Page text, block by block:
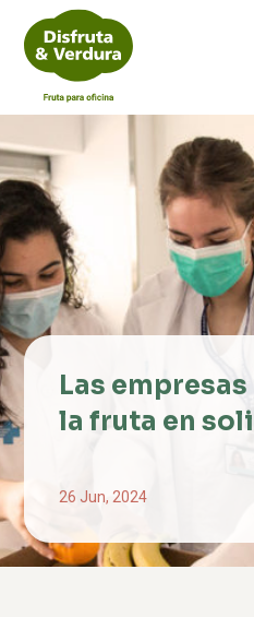
Las
la fruta en
26 Jun, 2024